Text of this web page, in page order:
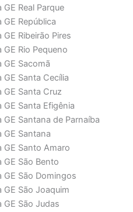
Real Parque
República
Ribeirão Pires
Rio Pequeno
GE Sacomã
Santa Cecília
GE Santa Cruz
Santa Efigênia
Santana de Parnaíba
GE Santana
GE Santo Amaro
GE São Bento
GE São Domingos
GE São Joaquim
GE São Judas